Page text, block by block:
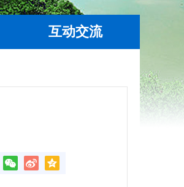
互动交流